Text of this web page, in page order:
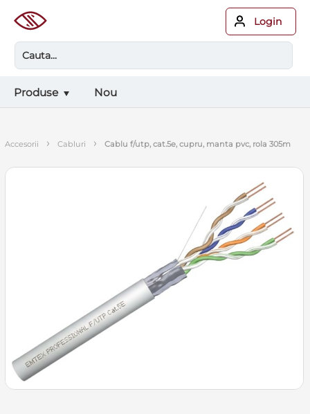
Login
Produse Nou
accesorii › cabluri › cablu f/utp, cat.5e, cupru, manta pvc, rola 305m